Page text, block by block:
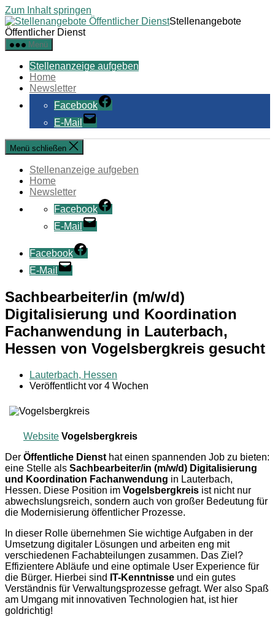
Zum Inhalt springen
Stellenangebote
Öffentlicher Dienst
Menü
Stellenanzeige aufgeben
Home
Newsletter
Facebook
E-Mail
Menü schließen
Stellenanzeige aufgeben
Home
Newsletter
Facebook
E-Mail
Facebook
E-Mail
Sachbearbeiter/in (m/w/d)
Digitalisierung und Koordination
Fachanwendung in Lauterbach,
Hessen von Vogelsbergkreis gesucht
Lauterbach, Hessen
Veröffentlicht vor 4 Wochen
Website Vogelsbergkreis
Der Öffentliche Dienst hat einen spannenden Job zu bieten:
eine Stelle als Sachbearbeiter/in (m/w/d) Digitalisierung
und Koordination Fachanwendung in Lauterbach,
Hessen. Diese Position im Vogelsbergkreis ist nicht nur
abwechslungsreich, sondern auch von großer Bedeutung für
die Modernisierung öffentlicher Prozesse.
In dieser Rolle übernehmen Sie wichtige Aufgaben in der
Umsetzung digitaler Lösungen und arbeiten eng mit
verschiedenen Fachabteilungen zusammen. Das Ziel?
Effizientere Abläufe und eine optimale User Experience für
die Bürger. Hierbei sind IT-Kenntnisse und ein gutes
Verständnis für Verwaltungsprozesse gefragt. Wer also Spaß
am Umgang mit innovativen Technologien hat, ist hier
goldrichtig!